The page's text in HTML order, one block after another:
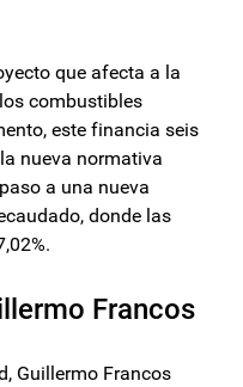
que afecta a la
combustibles
este financia seis
nueva normativa
a una nueva
donde las
Francos
Guillermo Francos